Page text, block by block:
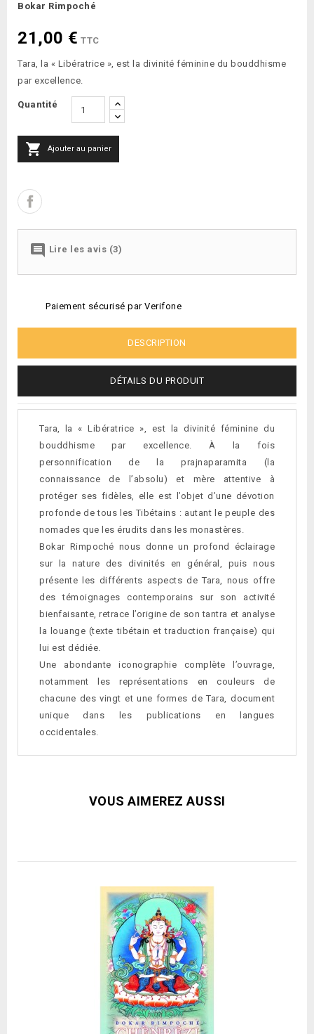
Bokar Rimpoché
21,00 € TTC
Tara, la « Libératrice », est la divinité féminine du bouddhisme
par excellence.
Quantité
 Ajouter au panier
 Lire les avis (3)
Paiement sécurisé par Verifone
DESCRIPTION
DÉTAILS DU PRODUIT
Tara, la « Libératrice », est la divinité féminine du
bouddhisme par excellence. À la fois
personnification de la prajnaparamita (la
connaissance de l’absolu) et mère attentive à
protéger ses fidèles, elle est l’objet d’une dévotion
profonde de tous les Tibétains : autant le peuple des
nomades que les érudits dans les monastères.
Bokar Rimpoché nous donne un profond éclairage
sur la nature des divinités en général, puis nous
présente les différents aspects de Tara, nous offre
des témoignages contemporains sur son activité
bienfaisante, retrace l’origine de son tantra et analyse
la louange (texte tibétain et traduction française) qui
lui est dédiée.
Une abondante iconographie complète l’ouvrage,
notamment les représentations en couleurs de
chacune des vingt et une formes de Tara, document
unique dans les publications en langues
occidentales.
VOUS AIMEREZ AUSSI